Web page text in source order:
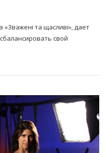
та щасливі», дает
свой